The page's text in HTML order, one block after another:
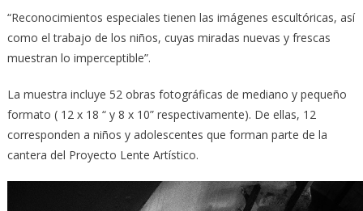
“Reconocimientos especiales tienen las imágenes escultóricas, así
como el trabajo de los niños, cuyas miradas nuevas y frescas
muestran lo imperceptible”.
La muestra incluye 52 obras fotográficas de mediano y pequeño
formato ( 12 x 18 “ y 8 x 10” respectivamente). De ellas, 12
corresponden a niños y adolescentes que forman parte de la
cantera del Proyecto Lente Artístico.